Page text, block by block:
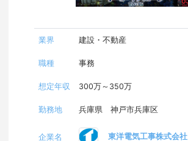
業界 建設・不動産
職種 事務
想定年収 300万～350万
勤務地 兵庫県 神戸市兵庫区
企業名 東洋電気工事株式会社